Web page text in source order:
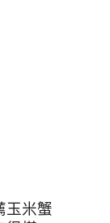
玉米蟹